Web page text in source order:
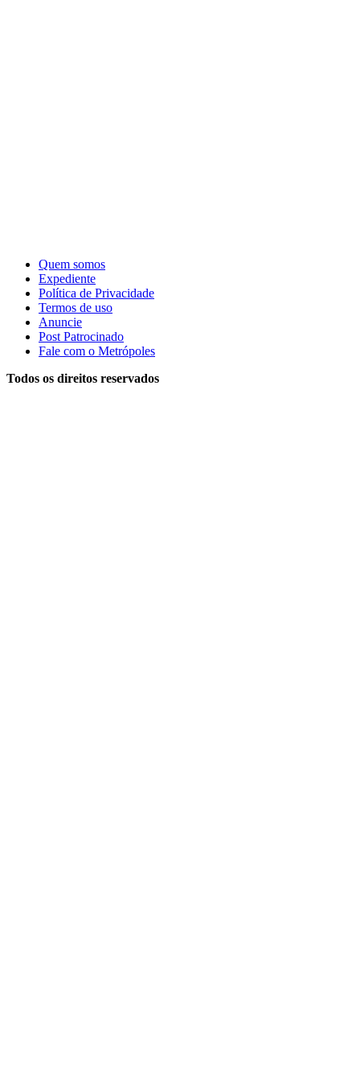
Quem somos
Expediente
Política de Privacidade
Termos de uso
Anuncie
Post Patrocinado
Fale com o Metrópoles
Todos os direitos reservados